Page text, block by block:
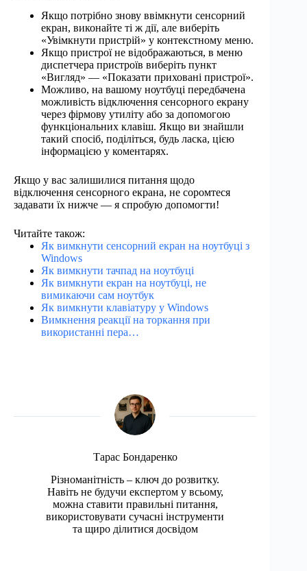
Якщо потрібно знову ввімкнути сенсорний
екран, виконайте ті ж дії, але виберіть
«Увімкнути пристрій» у контекстному меню.
Якщо пристрої не відображаються, в меню
диспетчера пристроїв виберіть пункт
«Вигляд» — «Показати приховані пристрої».
Можливо, на вашому ноутбуці передбачена
можливість відключення сенсорного екрану
через фірмову утиліту або за допомогою
функціональних клавіш. Якщо ви знайшли
такий спосіб, поділіться, будь ласка, цією
інформацією у коментарях.
Якщо у вас залишилися питання щодо
відключення сенсорного екрана, не соромтеся
задавати їх нижче — я спробую допомогти!
Читайте також:
Як вимкнути сенсорний екран на ноутбуці з
Windows
Як вимкнути тачпад на ноутбуці
Як вимкнути екран на ноутбуці, не
вимикаючи сам ноутбук
Як вимкнути клавіатуру у Windows
Вимкнення реакції на торкання при
використанні пера…
Тарас Бондаренко
Різноманітність – ключ до розвитку.
Навіть не будучи експертом у всьому,
можна ставити правильні питання,
використовувати сучасні інструменти
та щиро ділитися досвідом